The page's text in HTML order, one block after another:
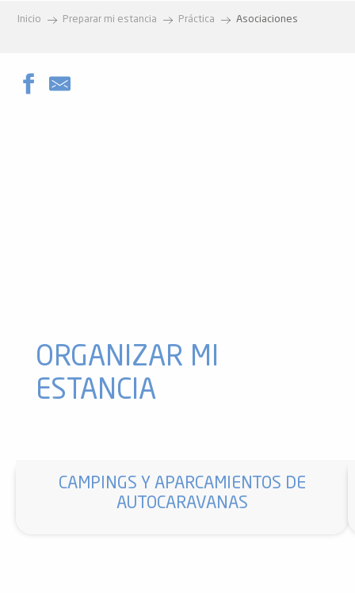
Inicio Preparar mi estancia Práctica Asociaciones
ORGANIZAR MI
ESTANCIA
CAMPINGS Y APARCAMIENTOS DE
AUTOCARAVANAS